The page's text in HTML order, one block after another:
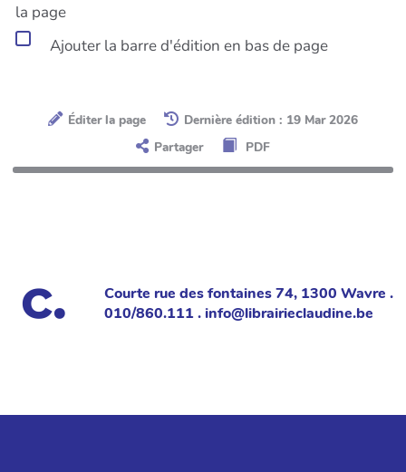
la page
Ajouter la barre d'édition en bas de page
Éditer la page
Dernière édition : 19 Mar 2026
Partager
PDF
Courte rue des fontaines 74, 1300 Wavre .
010/860.111 . info@librairieclaudine.be